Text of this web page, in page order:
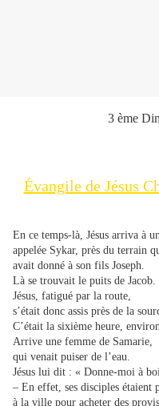
3 ème
Évangile de Jésus
En ce temps-là, Jésus arriva à
appelée Sykar, près du terrain
avait donné à son fils Joseph.
Là se trouvait le puits de Jacob.
Jésus, fatigué par la route,
s’était donc assis près de la
C’était la sixième heure,
Arrive une femme de Samarie,
qui venait puiser de l’eau.
Jésus lui dit : « Donne-moi à
– En effet, ses disciples étaient
à la ville pour acheter des